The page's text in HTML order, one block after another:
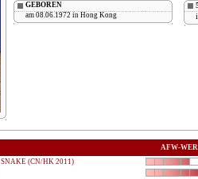
GEBOREN
am 08.06.1972 in Hong Kong
AFW-
(CN/HK 2011)